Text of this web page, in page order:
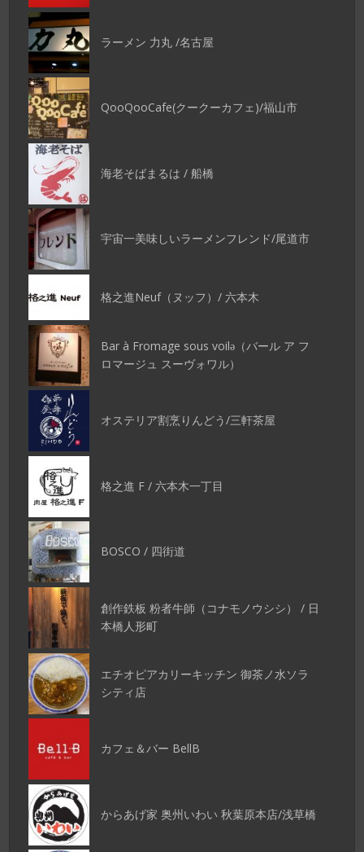
ラーメン 力丸 /名古屋
QooQooCafe(クークーカフェ)/福山市
海老そばまるは / 船橋
宇宙一美味しいラーメンフレンド/尾道市
格之進Neuf（ヌッフ）/ 六本木
Bar à Fromage sous voilǝ（バール ア フ
ロマージュ スーヴォワル）
オステリア割烹りんどう/三軒茶屋
格之進 F / 六本木一丁目
BOSCO / 四街道
創作鉄板 粉者牛師（コナモノウシシ） / 日
本橋人形町
エチオピアカリーキッチン 御茶ノ水ソラ
シティ店
カフェ＆バー BellB
からあげ家 奥州いわい 秋葉原本店/浅草橋